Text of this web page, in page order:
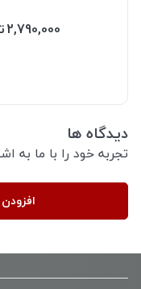
2,790,000
دیدگاه ها
تجربه خود را با ما به